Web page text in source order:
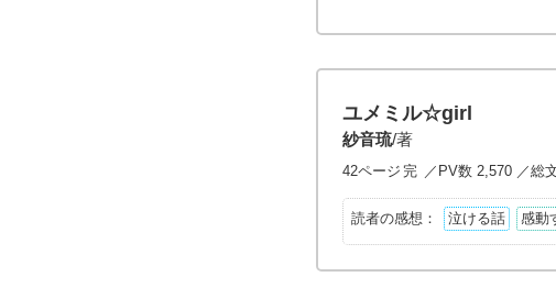
ユメミル☆girl
紗音琉/著
42ページ 完 ／PV数 2,570 ／総
読者の感想： 泣ける話 感動